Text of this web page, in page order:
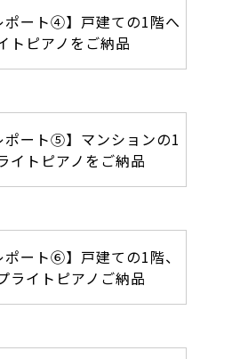
ポート④】戸建ての1階へ
トピアノをご納品
ポート⑤】マンションの1
イトピアノをご納品
ポート⑥】戸建ての1階、
ライトピアノご納品